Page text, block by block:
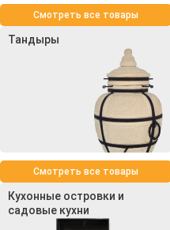
Смотреть все товары
Тандыры
Смотреть все товары
Кухонные островки и
садовые кухни